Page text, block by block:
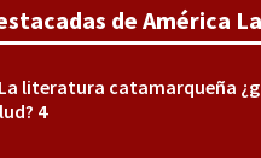
de América
literatura catamarqueña
4